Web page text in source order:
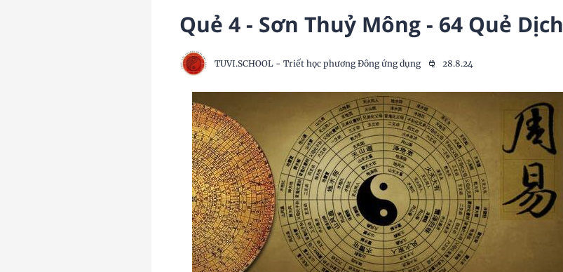
Quẻ 4 - Sơn Thuỷ Mông - 64 Quẻ Dịch
TUVI.SCHOOL - Triết học phương Đông ứng dụng 28.8.24